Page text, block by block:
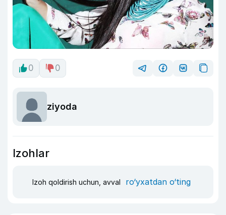
0 0
ziyoda
Izohlar
Izoh qoldirish uchun, avval ro‘yxatdan o‘ting